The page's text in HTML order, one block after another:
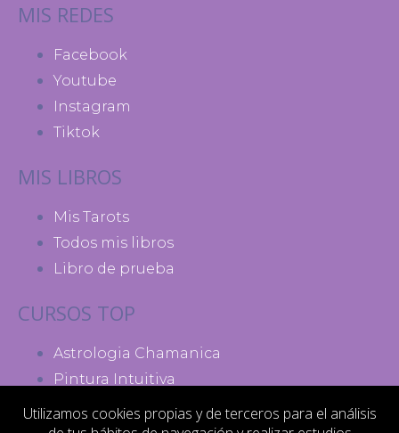
MIS REDES
Facebook
Youtube
Instagram
Tiktok
MIS LIBROS
Mis Tarots
Todos mis libros
Libro de prueba
CURSOS TOP
Astrologia Chamanica
Pintura Intuitiva
Madres de Poder
Utilizamos cookies propias y de terceros para el análisis